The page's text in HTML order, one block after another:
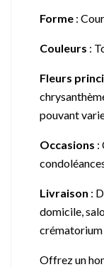
Forme :
Couleurs :
Fleurs
pouvant
Occasions :
Livraison :
domicile,
crématorium
Offrez un